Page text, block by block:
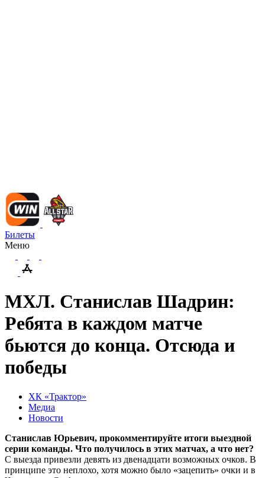
Билеты
Меню
МХЛ. Станислав Шадрин:
Ребята в каждом матче
бьются до конца. Отсюда и
победы
ХК «Трактор»
Медиа
Новости
Станислав Юрьевич, прокомментируйте итоги выездной
серии команды. Что получилось в этих матчах, а что нет?
С выезда привезли девять из двенадцати возможных очков. В
принципе это неплохо, хотя можно было «зацепить» очки и в